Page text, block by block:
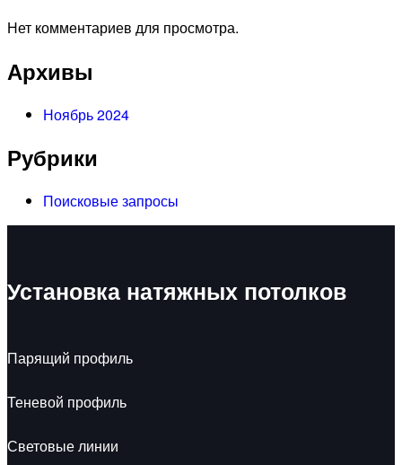
Нет комментариев для просмотра.
Архивы
Ноябрь 2024
Рубрики
Поисковые запросы
Установка натяжных потолков
Парящий профиль
Теневой профиль
Световые линии